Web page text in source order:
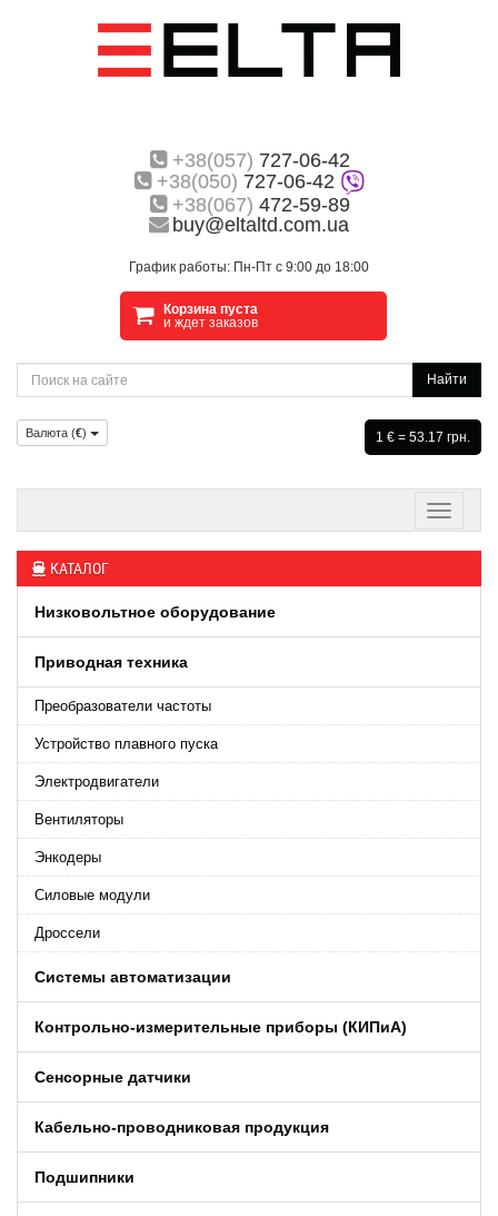
+38(057) 727-06-42
+38(050) 727-06-42
+38(067) 472-59-89
buy@eltaltd.com.ua
График работы: Пн-Пт с 9:00 до 18:00
Корзина пуста
и ждет заказов
Найти
Валюта (€) 1 € = 53.17 грн.
КАТАЛОГ
Низковольтное оборудование
Приводная техника
Преобразователи частоты
Устройство плавного пуска
Электродвигатели
Вентиляторы
Энкодеры
Силовые модули
Дроссели
Системы автоматизации
Контрольно-измерительные приборы (КИПиA)
Сенсорные датчики
Кабельно-проводниковая продукция
Подшипники